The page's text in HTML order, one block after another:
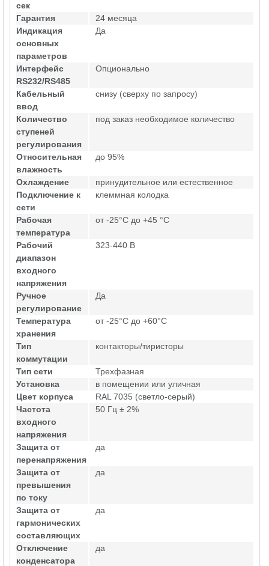
сек
Гарантия
24 месяца
Индикация
основных
параметров
Да
Интерфейс
RS232/RS485
Опционально
Кабельный
ввод
снизу (сверху по запросу)
Количество
ступеней
регулирования
под заказ необходимое количество
Относительная
влажность
до 95%
Охлаждение
принудительное или естественное
Подключение к
сети
клеммная колодка
Рабочая
температура
от -25°C до +45 °C
Рабочий
диапазон
входного
напряжения
323-440 В
Ручное
регулирование
Да
Температура
хранения
от -25°C до +60°C
Тип
коммутации
контакторы/тиристоры
Тип сети
Трехфазная
Установка
в помещении или уличная
Цвет корпуса
RAL 7035 (светло-серый)
Частота
входного
напряжения
50 Гц ± 2%
Защита от
перенапряжения
да
Защита от
превышения
по току
да
Защита от
гармонических
составляющих
да
Отключение
конденсатора
да